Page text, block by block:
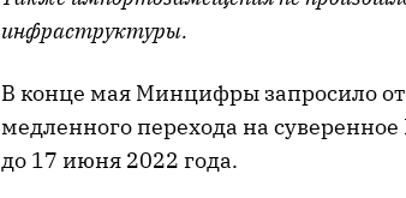
инфраструктуры.
В конце мая Минцифры запросило от
медленного перехода на
до 17 июня 2022 года.